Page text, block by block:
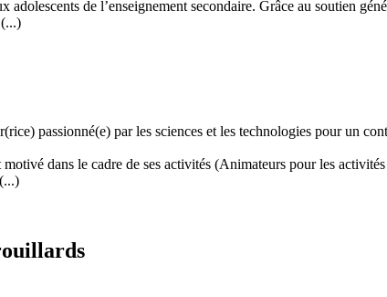
adolescents de l’enseignement secondaire. Grâce au soutien
passionné(e) par les sciences et les technologies pour un
dans le cadre de ses activités (Animateurs pour les